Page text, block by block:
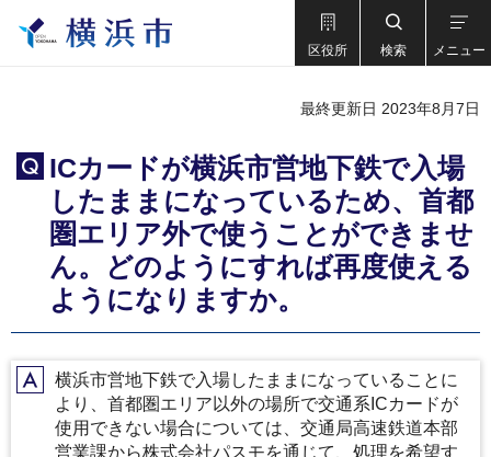
区役所 検索 メニュー
最終更新日 2023年8月7日
Q
ICカードが横浜市営地下鉄で入場
したままになっているため、首都
圏エリア外で使うことができませ
ん。どのようにすれば再度使える
ようになりますか。
A横浜市営地下鉄で入場したままになっていることに
より、首都圏エリア以外の場所で交通系ICカードが
使用できない場合については、交通局高速鉄道本部
営業課から株式会社パスモを通じて、処理を希望す